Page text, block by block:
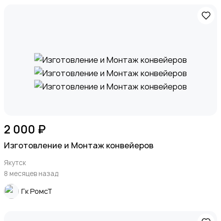
2 000 ₽
Изготовление и Монтаж конвейеров
Якутск
8 месяцев назад
Гк РомсТ